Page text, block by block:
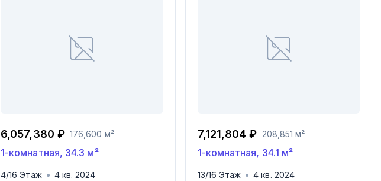
6,057,380 ₽ 176,600 м²
1-комнатная, 34.3 м²
4/16 Этаж 4кв.2024
7,121,804 ₽ 208,851 м²
1-комнатная, 34.1 м²
13/16 Этаж 4 кв. 2024